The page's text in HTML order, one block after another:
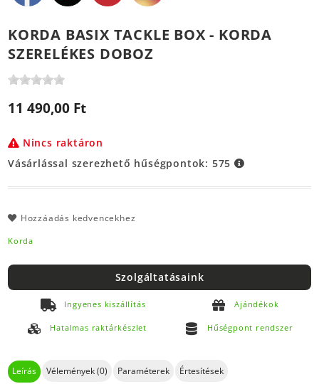
KORDA BASIX TACKLE BOX - KORDA
SZERELÉKES DOBOZ
11 490,00 Ft
Nincs raktáron
Vásárlással szerezhető hűségpontok: 575
Hozzáadás kedvencekhez
Korda
Szolgáltatásaink
Ingyenes kiszállítás Ajándékok
Hatalmas raktárkészlet Hűségpont rendszer
Leírás Vélemények (0) Paraméterek Értesítések